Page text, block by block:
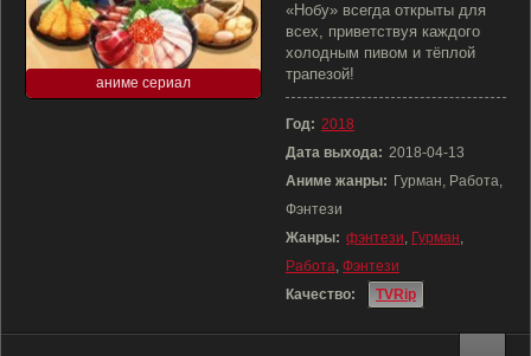
аниме сериал
«Нобу» всегда открыты для
всех, приветствуя каждого
холодным пивом и тёплой
трапезой!
Год: 2018
Дата выхода: 2018-04-13
Аниме жанры: Гурман, Работа,
Фэнтези
Жанры: фэнтези, Гурман,
Работа, Фэнтези
Качество:
TVRip